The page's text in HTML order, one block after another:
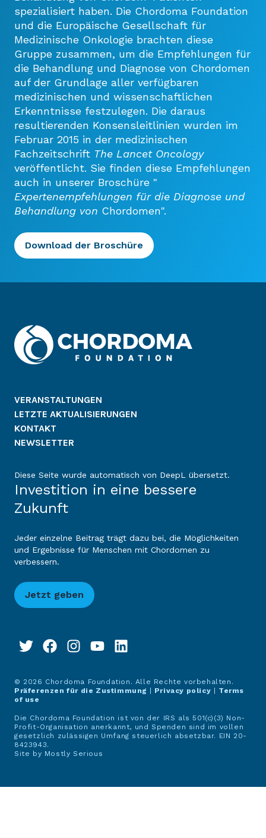
spezialisiert haben. Die Chordoma Foundation
und die Europäische Gesellschaft für
Medizinische Onkologie brachten diese
Gruppe zusammen, um die Empfehlungen für
die Behandlung und Diagnose von Chordomen
auf der Grundlage aller verfügbaren
medizinischen und wissenschaftlichen
Erkenntnisse festzulegen. Die daraus
resultierenden Konsensleitlinien wurden im
Februar 2015 in der medizinischen
Fachzeitschrift The Lancet Oncology
veröffentlicht. Sie finden diese Empfehlungen
auch in unserer Broschüre "
Expertenempfehlungen für die Diagnose und
Behandlung von Chordomen".
Download der Broschüre
VERANSTALTUNGEN
LETZTE AKTUALISIERUNGEN
KONTAKT
NEWSLETTER
Diese Seite wurde automatisch von DeepL übersetzt.
Investition in eine bessere
Zukunft
Jeder einzelne Beitrag trägt dazu bei, die Möglichkeiten
und Ergebnisse für Menschen mit Chordomen zu
verbessern.
Jetzt geben
© 2026 Chordoma Foundation. Alle Rechte vorbehalten.
Präferenzen für die Zustimmung | Privacy policy | Terms
of use
Die Chordoma Foundation ist von der IRS als 501(c)(3) Non-
Profit-Organisation anerkannt, und Spenden sind im vollen
gesetzlich zulässigen Umfang steuerlich absetzbar. EIN 20-
8423943.
Site by Mostly Serious